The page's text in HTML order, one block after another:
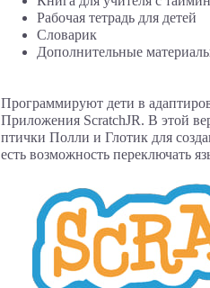
Рабочая тетрадь для детей
Словарик
Дополнительные
Программируют дети в
Приложения ScratchJR. В этой
птички Полли и Глотик для
есть возможность переключать